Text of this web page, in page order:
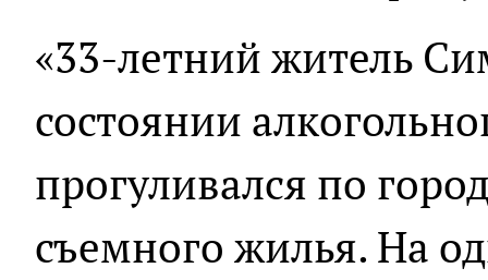
«33-летний житель
состоянии
прогуливался по
съемного жилья. На